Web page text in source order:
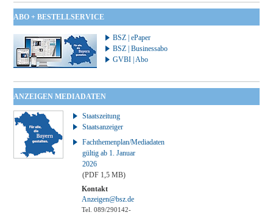
ABO + BESTELLSERVICE
BSZ | ePaper
BSZ | Businessabo
GVBI | Abo
ANZEIGEN MEDIADATEN
Staatszeitung
Staatsanzeiger
Fachthemenplan/Mediadaten
gültig ab 1. Januar
2026
(PDF 1,5 MB)
Kontakt
Anzeigen@bsz.de
Tel. 089/290142-